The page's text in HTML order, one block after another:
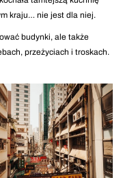
kraju… nie jest dla niej.
budynki, ale także
przeżyciach i troskach.